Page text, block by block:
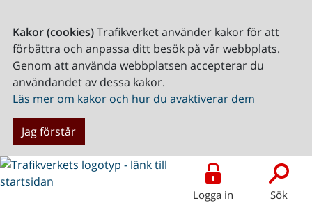
Kakor (cookies)Trafikverket använder kakor för att
förbättra och anpassa ditt besök på vår webbplats.
Genom att använda webbplatsen accepterar du
användandet av dessa kakor.
Läs mer om kakor och hur du avaktiverar dem
Jag förstår
Logga in Sök